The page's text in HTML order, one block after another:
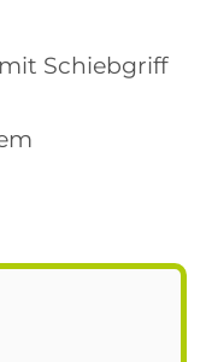
Schiebgriff